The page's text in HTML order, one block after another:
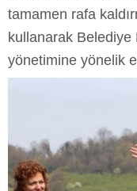
tamamen rafa
kullanarak Belediye
yönetimine yönelik